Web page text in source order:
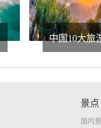
中国10大旅
景点
国内